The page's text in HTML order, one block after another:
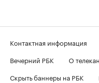
Контактная информация
Вечерний РБК
О
Скрыть баннеры на РБК